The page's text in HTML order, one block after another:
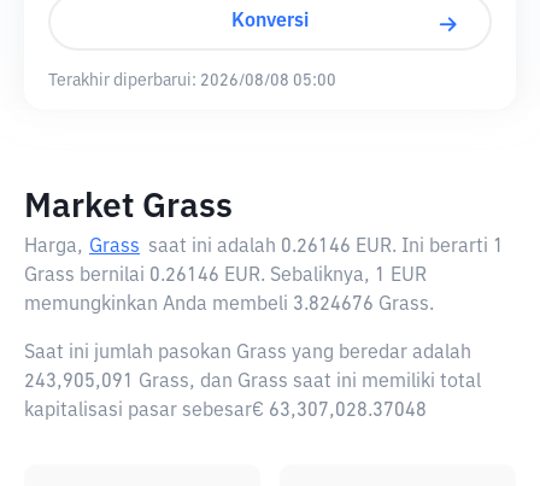
Konversi
Terakhir diperbarui: 2026/08/08 05:00
Market Grass
Harga, Grass saat ini adalah 0.26146 EUR. Ini berarti 1
Grass bernilai 0.26146 EUR. Sebaliknya, 1 EUR
memungkinkan Anda membeli 3.824676 Grass.
Saat ini jumlah pasokan Grass yang beredar adalah
243,905,091 Grass, dan Grass saat ini memiliki total
kapitalisasi pasar sebesar€ 63,307,028.37048